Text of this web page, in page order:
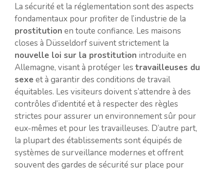
La sécurité et la réglementation sont des aspects
fondamentaux pour profiter de l’industrie de la
prostitution en toute confiance. Les maisons
closes à Düsseldorf suivent strictement la
nouvelle loi sur la prostitution introduite en
Allemagne, visant à protéger les travailleuses du
sexe et à garantir des conditions de travail
équitables. Les visiteurs doivent s’attendre à des
contrôles d’identité et à respecter des règles
strictes pour assurer un environnement sûr pour
eux-mêmes et pour les travailleuses. D’autre part,
la plupart des établissements sont équipés de
systèmes de surveillance modernes et offrent
souvent des gardes de sécurité sur place pour